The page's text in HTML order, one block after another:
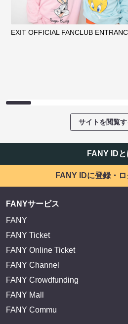
EXIT OFFICIAL FANCLUB
サイトを閲覧す
FANY IDと
FANY IDに登録・
FANYサービス
FANY
FANY Ticket
FANY Online Ticket
FANY Channel
FANY Crowdfunding
FANY Mall
FANY Commu